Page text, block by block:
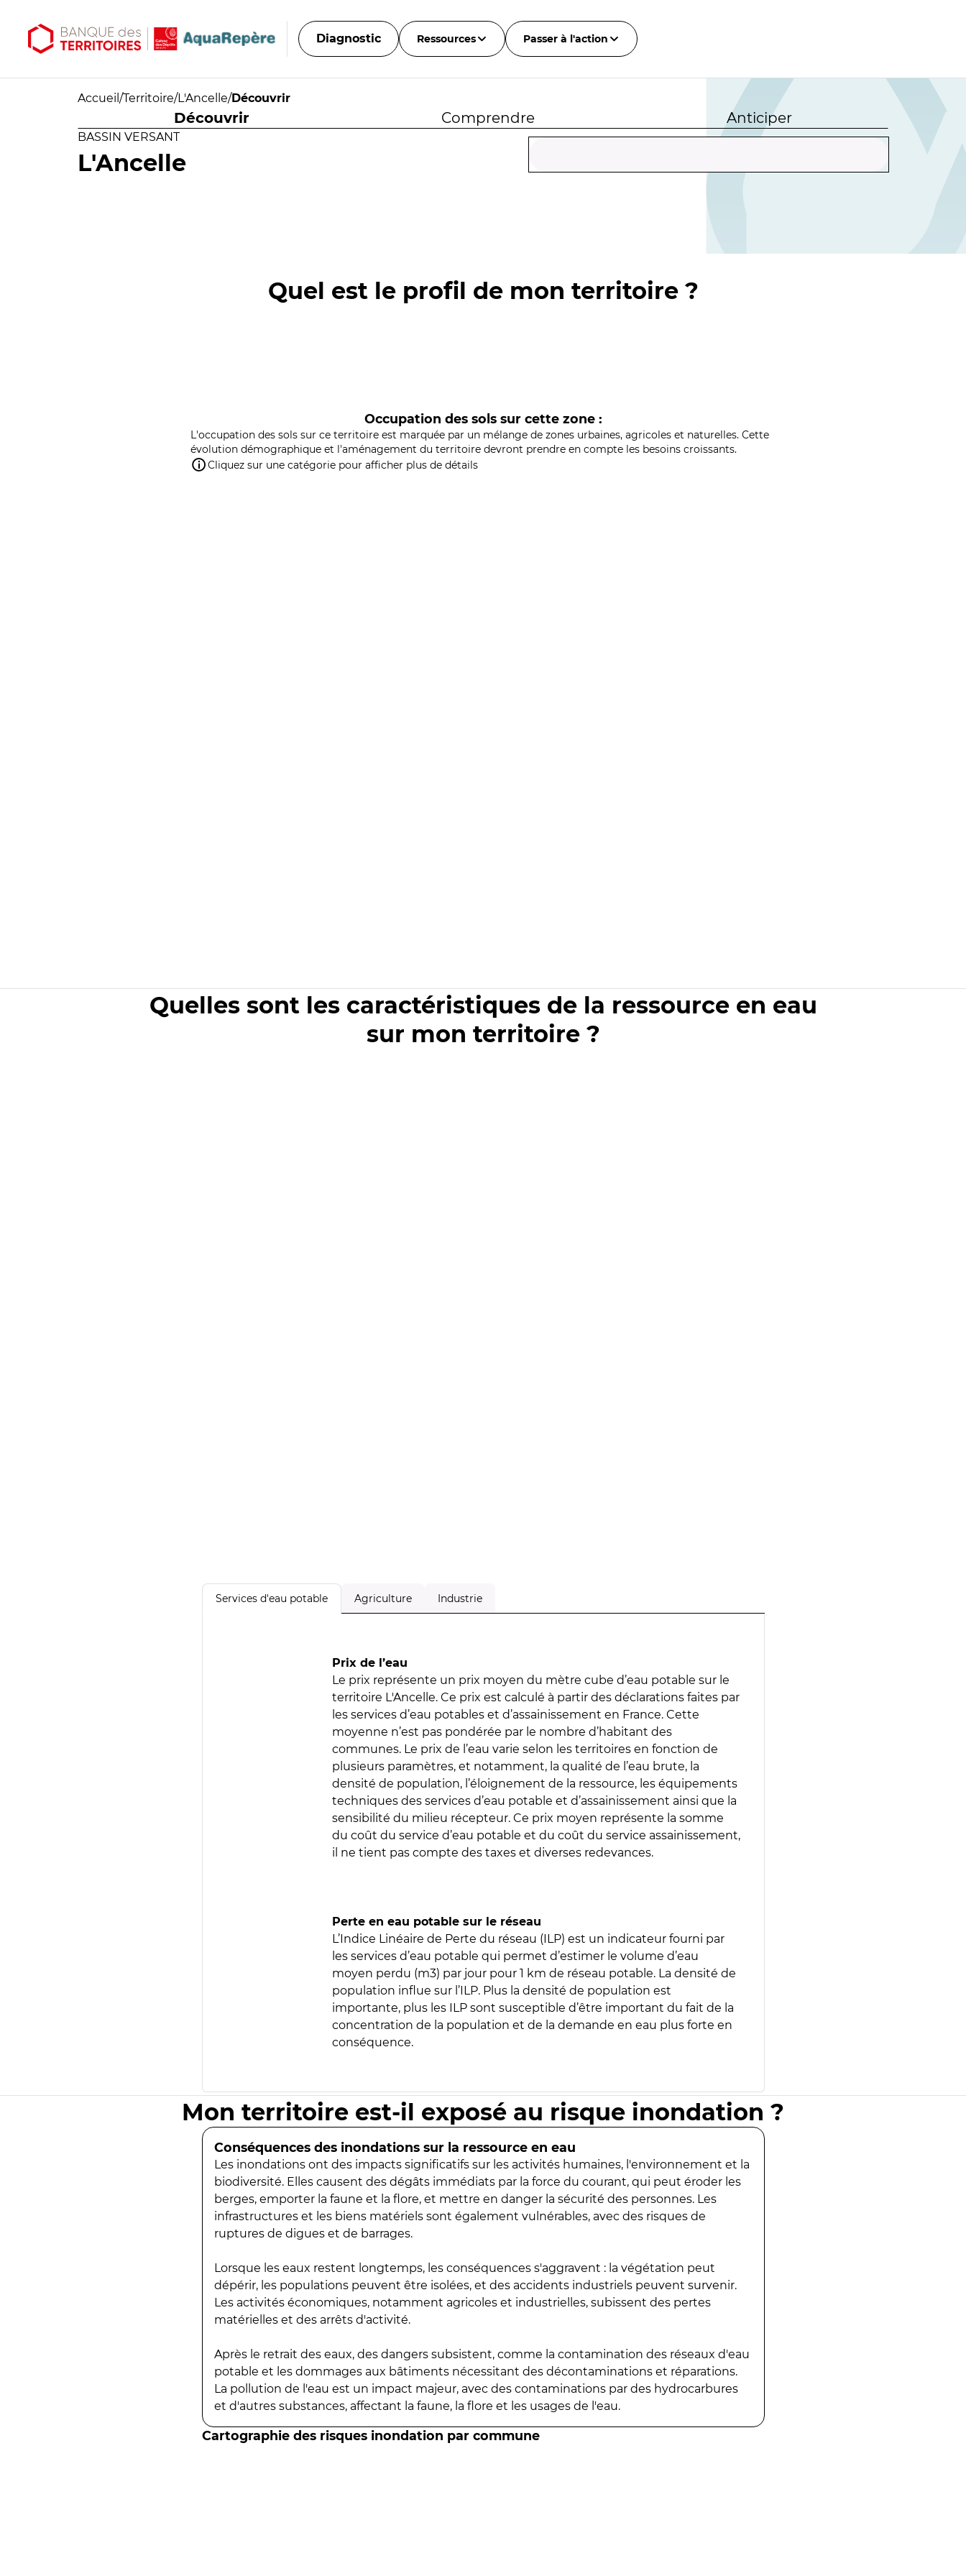
Diagnostic Ressources Passer à l'action
Accueil /Territoire/L'Ancelle/Découvrir
Découvrir Comprendre Anticiper
BASSIN VERSANT
L'Ancelle
Quel est le profil de mon territoire ?
Occupation des sols sur cette zone :
L'occupation des sols sur ce territoire est marquée par un mélange de zones urbaines, agricoles et naturelles. Cette
évolution démographique et l'aménagement du territoire devront prendre en compte les besoins croissants.
Cliquez sur une catégorie pour afficher plus de détails
Quelles sont les caractéristiques de la ressource en eau
sur mon territoire ?
Services d'eau potable Agriculture Industrie
Prix de l’eau
Le prix représente un prix moyen du mètre cube d’eau potable sur le
territoire L'Ancelle. Ce prix est calculé à partir des déclarations faites par
les services d’eau potables et d’assainissement en France. Cette
moyenne n’est pas pondérée par le nombre d’habitant des
communes. Le prix de l’eau varie selon les territoires en fonction de
plusieurs paramètres, et notamment, la qualité de l’eau brute, la
densité de population, l’éloignement de la ressource, les équipements
techniques des services d’eau potable et d’assainissement ainsi que la
sensibilité du milieu récepteur. Ce prix moyen représente la somme
du coût du service d’eau potable et du coût du service assainissement,
il ne tient pas compte des taxes et diverses redevances.
Perte en eau potable sur le réseau
L’Indice Linéaire de Perte du réseau (ILP) est un indicateur fourni par
les services d’eau potable qui permet d’estimer le volume d’eau
moyen perdu (m3) par jour pour 1 km de réseau potable. La densité de
population influe sur l’ILP. Plus la densité de population est
importante, plus les ILP sont susceptible d’être important du fait de la
concentration de la population et de la demande en eau plus forte en
conséquence.
Mon territoire est-il exposé au risque inondation ?
Conséquences des inondations sur la ressource en eau
Les inondations ont des impacts significatifs sur les activités humaines, l'environnement et la
biodiversité. Elles causent des dégâts immédiats par la force du courant, qui peut éroder les
berges, emporter la faune et la flore, et mettre en danger la sécurité des personnes. Les
infrastructures et les biens matériels sont également vulnérables, avec des risques de
ruptures de digues et de barrages.
Lorsque les eaux restent longtemps, les conséquences s'aggravent : la végétation peut
dépérir, les populations peuvent être isolées, et des accidents industriels peuvent survenir.
Les activités économiques, notamment agricoles et industrielles, subissent des pertes
matérielles et des arrêts d'activité.
Après le retrait des eaux, des dangers subsistent, comme la contamination des réseaux d'eau
potable et les dommages aux bâtiments nécessitant des décontaminations et réparations.
La pollution de l'eau est un impact majeur, avec des contaminations par des hydrocarbures
et d'autres substances, affectant la faune, la flore et les usages de l'eau.
Cartographie des risques inondation par commune